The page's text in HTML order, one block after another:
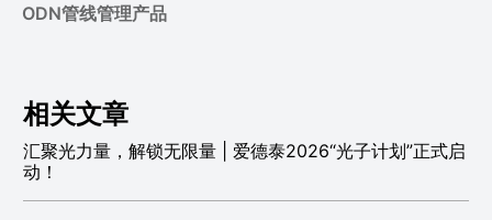
ODN管线管理产品
相关文章
汇聚光力量，解锁无限量 | 爱德泰2026“光子计划”正式启
动！